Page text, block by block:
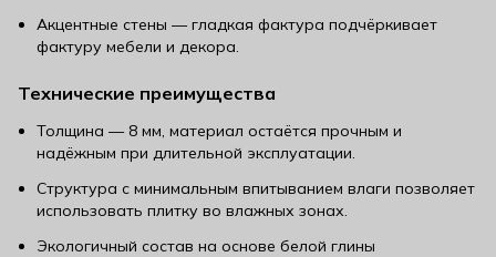
Акцентные стены — гладкая фактура подчёркивает
фактуру мебели и декора.
Технические преимущества
Толщина — 8 мм, материал остаётся прочным и
надёжным при длительной эксплуатации.
Структура с минимальным впитыванием влаги позволяет
использовать плитку во влажных зонах.
Экологичный состав на основе белой глины